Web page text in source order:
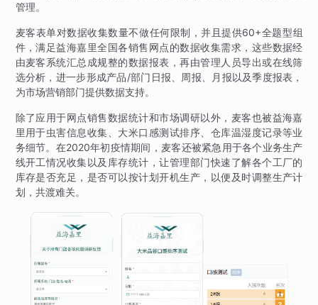
管理。
麦客表单对数据收集数量不做任何限制，并且提供60+全题型组
件，满足益海嘉里全国各销售网点的数据收集需求，这些数据经
由麦客系统汇总成规整的数据报表，再由管理人员导出或在线筛
选分析，进一步形成产品/部门日报、周报、月报以及季度报表，
为市场营销部门提供数据支持。
除了应用于网点销售数据统计和市场调研以外，麦客也被益海嘉
里用于虫害信息收集、大米口感测试排序、仓库温湿度记录等业
务细节。在2020年初疫情期间，麦客还被紧急用于各个业务生产
线开工情况收集以及库存统计，让管理部门快速了解各个工厂的
库存是否充足，是否可以按计划开机生产，以便及时调整生产计
划，共渡难关。